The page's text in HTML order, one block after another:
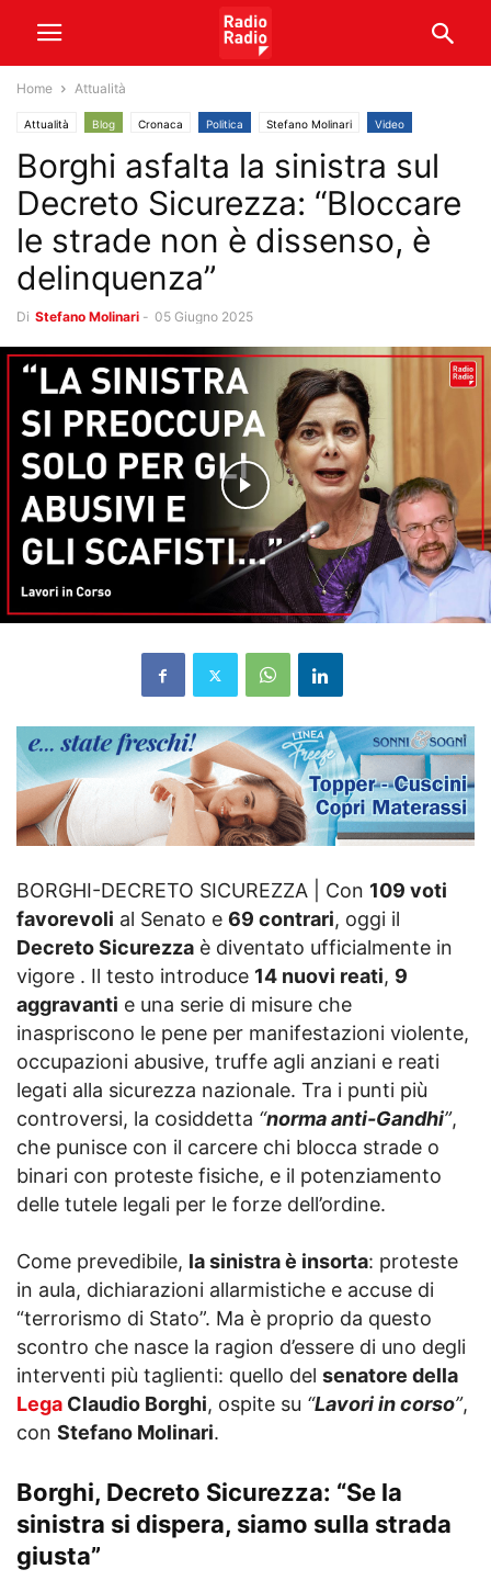
Home Attualità
Attualità Blog Cronaca Politica Stefano Molinari Video
Borghi asfalta la sinistra sul
Decreto Sicurezza: “Bloccare
le strade non è dissenso, è
delinquenza”
Di Stefano Molinari - 05 Giugno 2025
BORGHI-DECRETO SICUREZZA | Con 109 voti
favorevoli al Senato e 69 contrari, oggi il
Decreto Sicurezza è diventato ufficialmente in
vigore . Il testo introduce 14 nuovi reati, 9
aggravanti e una serie di misure che
inaspriscono le pene per manifestazioni violente,
occupazioni abusive, truffe agli anziani e reati
legati alla sicurezza nazionale. Tra i punti più
controversi, la cosiddetta “norma anti-Gandhi”,
che punisce con il carcere chi blocca strade o
binari con proteste fisiche, e il potenziamento
delle tutele legali per le forze dell’ordine.
Come prevedibile, la sinistra è insorta: proteste
in aula, dichiarazioni allarmistiche e accuse di
“terrorismo di Stato”. Ma è proprio da questo
scontro che nasce la ragion d’essere di uno degli
interventi più taglienti: quello del senatore della
Lega Claudio Borghi, ospite su “Lavori in corso”,
con Stefano Molinari.
Borghi, Decreto Sicurezza: “Se la
sinistra si dispera, siamo sulla strada
giusta”